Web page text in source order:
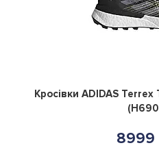
Кросівки ADIDAS
8999